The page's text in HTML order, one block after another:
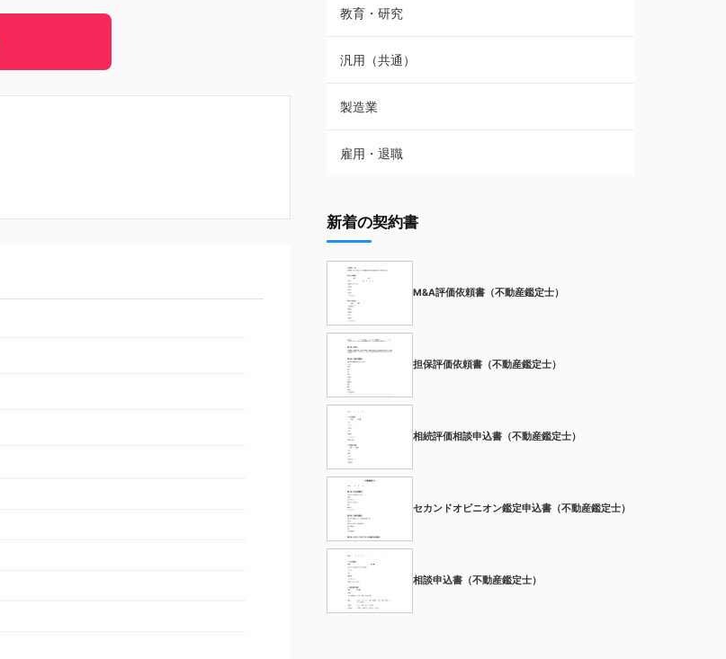
教育・研究
汎用（共通）
製造業
雇用・退職
新着の契約書
M&A評価依頼書（不動産鑑定士）
担保評価依頼書（不動産鑑定士）
相続評価相談申込書（不動産鑑定士）
セカンドオピニオン鑑定申込書（不動産鑑定士）
相談申込書（不動産鑑定士）